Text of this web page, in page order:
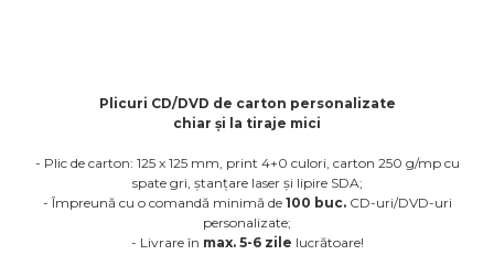
Plicuri CD/DVD de carton personalizate
chiar și la tiraje mici
- Plic de carton: 125 x 125 mm, print 4+0 culori, carton 250 g/mp cu
spate gri, ștanțare laser și lipire SDA;
- Împreună cu o comandă minimă de 100 buc. CD-uri/DVD-uri
personalizate;
- Livrare în max. 5-6 zile lucrătoare!